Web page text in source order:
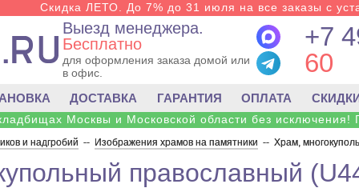
Скидка ЛЕТО. До 7% до 31 июля на все заказы с
Выезд менеджера.
Бесплатно
для оформления заказа домой или
в офис.
+7
60
ДОСТАВКА ГАРАНТИЯ ОПЛАТА
Москвы и Московской области без исключения!
и надгробий -- Изображения храмов на памятники -- Храм,
православный